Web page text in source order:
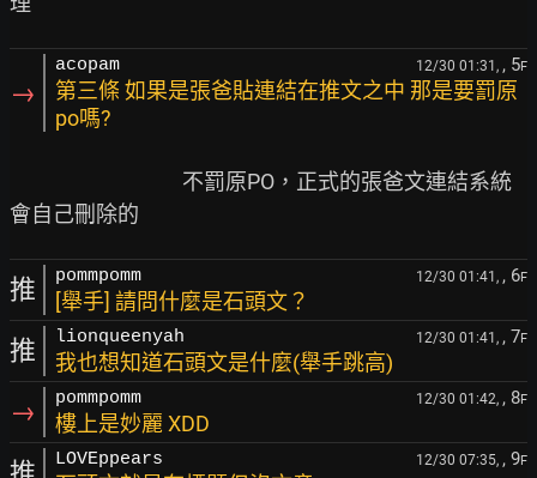
→
acopam 12/30 01:31, , 5F
第三條 如果是張爸貼連結在推文之中 那是要罰原
po嗎?
不罰原PO，正式的張爸文連結系統
推 pommpomm 12/30 01:41, , 6F
[舉手] 請問什麼是石頭文？
推 lionqueenyah 12/30 01:41, , 7F
我也想知道石頭文是什麼(舉手跳高)
→ pommpomm 12/30 01:42, , 8F
樓上是妙麗 XDD
LOVEppears 12/30 07:35, , 9F